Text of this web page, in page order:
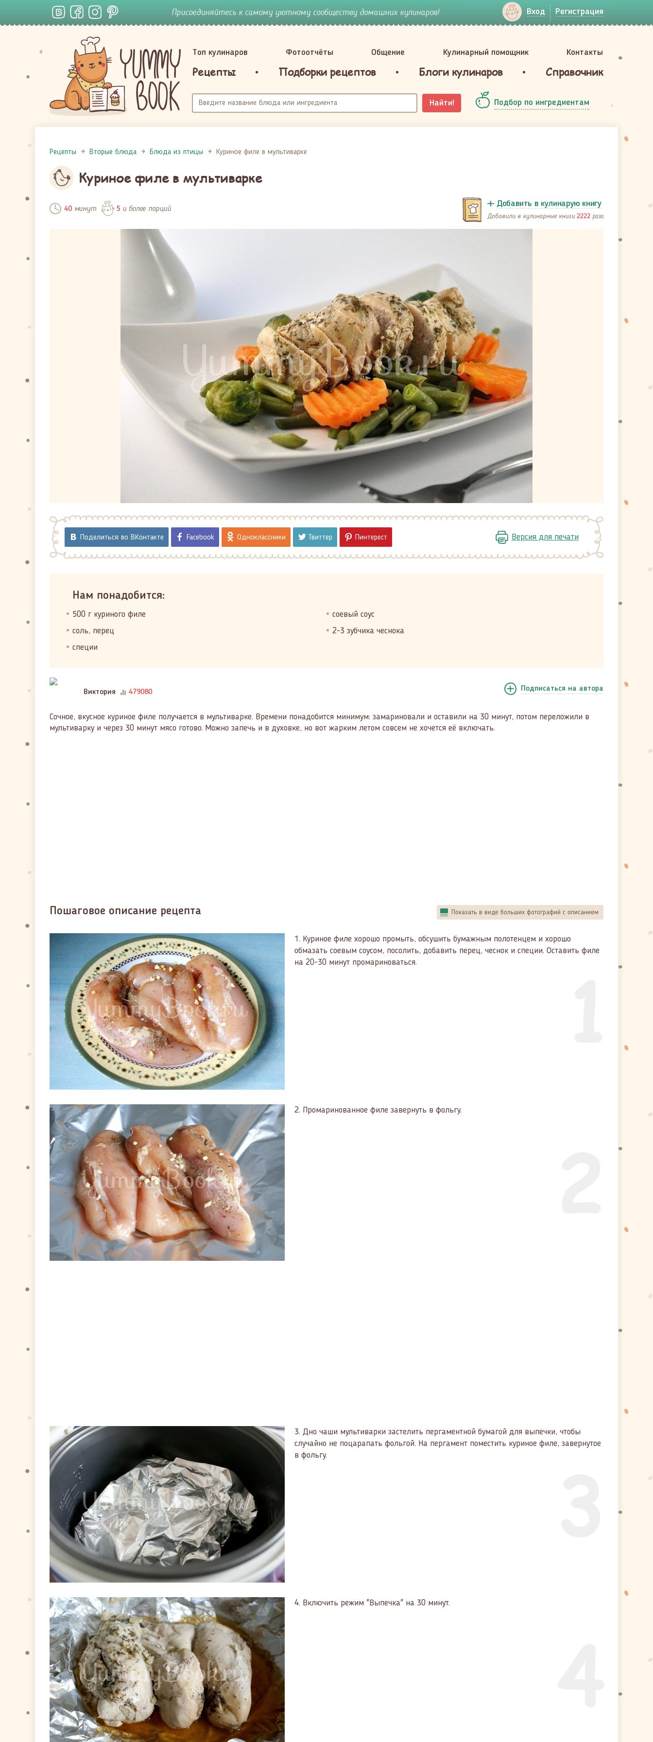
Присоединяйтесь к самому уютному сообществу домашних кулинаров! Вход Регистрация
Топ кулинаров Фотоотчёты Общение Кулинарный помощник Контакты
Рецепты Подборки рецептов Блоги кулинаров Справочник
Найти! Подбор по ингредиентам
Рецепты Вторые блюда Блюда из птицы Куриное филе в мультиварке
Куриное филе в мультиварке
40минут 5 и более порций Добавить в кулинарую книгу
Добавили в кулинарные книги 2222 раза
Поделиться во ВКонтакте Facebook Одноклассники Твиттер Пинтерест Версия для печати
Нам понадобится:
500 г куриного филе
соевый соус
соль, перец
2-3 зубчика чеснока
специи
Виктория 479080 Подписаться на автора
Сочное, вкусное куриное филе получается в мультиварке. Времени понадобится минимум: замариновали и оставили на 30 минут, потом переложили в
мультиварку и через 30 минут мясо готово. Можно запечь и в духовке, но вот жарким летом совсем не хочется её включать.
Пошаговое описание рецепта Показать в виде больших фотографий с описанием
1. Куриное филе хорошо промыть, обсушить бумажным полотенцем и хорошо
обмазать соевым соусом, посолить, добавить перец, чеснок и специи. Оставить филе
на 20-30 минут промариноваться.
2. Промаринованное филе завернуть в фольгу.
3. Дно чаши мультиварки застелить пергаментной бумагой для выпечки, чтобы
случайно не поцарапать фольгой. На пергамент поместить куриное филе, завернутое
в фольгу.
4. Включить режим "Выпечка" на 30 минут.